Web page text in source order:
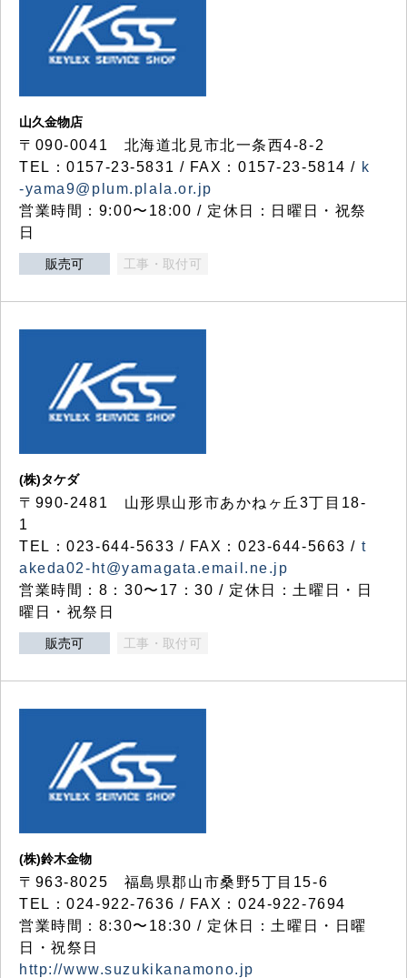
山久金物店
〒090-0041 北海道北見市北一条西4-8-2
TEL：0157-23-5831 / FAX：0157-23-5814 / k
-yama9@plum.plala.or.jp
営業時間：9:00〜18:00 / 定休日：日曜日・祝祭
日
販売可 工事・取付可
(株)タケダ
〒990-2481 山形県山形市あかねヶ丘3丁目18-
1
TEL：023-644-5633 / FAX：023-644-5663 / t
akeda02-ht@yamagata.email.ne.jp
営業時間：8：30〜17：30 / 定休日：土曜日・日
曜日・祝祭日
販売可 工事・取付可
(株)鈴木金物
〒963-8025 福島県郡山市桑野5丁目15-6
TEL：024-922-7636 / FAX：024-922-7694
営業時間：8:30〜18:30 / 定休日：土曜日・日曜
日・祝祭日
http://www.suzukikanamono.jp